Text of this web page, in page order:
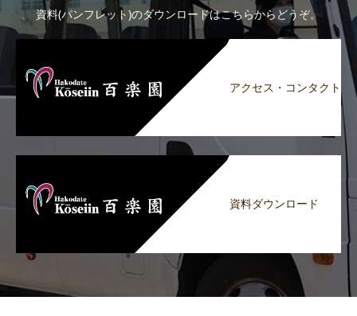
資料(パンフレット)のダウンロードはこちらからどうぞ。
アクセス・コンタクト
資料ダウンロード